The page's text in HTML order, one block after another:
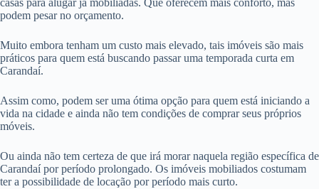
casas para alugar já mobiliadas. Que oferecem mais conforto, mas
podem pesar no orçamento.
Muito embora tenham um custo mais elevado, tais imóveis são mais
práticos para quem está buscando passar uma temporada curta em
Carandaí.
Assim como, podem ser uma ótima opção para quem está iniciando a
vida na cidade e ainda não tem condições de comprar seus próprios
móveis.
Ou ainda não tem certeza de que irá morar naquela região específica de
Carandaí por período prolongado. Os imóveis mobiliados costumam
ter a possibilidade de locação por período mais curto.